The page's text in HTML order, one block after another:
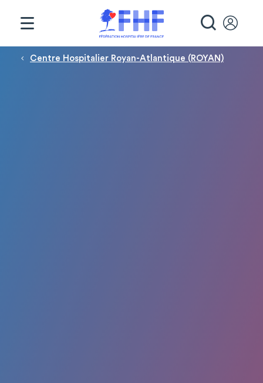
Fil d'Ariane
Centre Hospitalier Royan-Atlantique (ROYAN)
Panneau de gestion des cookies